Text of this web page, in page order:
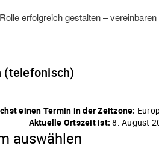
erfolgreich gestalten –